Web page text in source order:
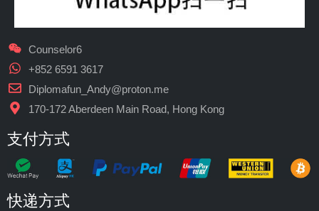
Counselor6
+852 6591 3617
Diplomafun_Andy@proton.me
170-172 Aberdeen Main Road, Hong Kong
支付方式
快递方式